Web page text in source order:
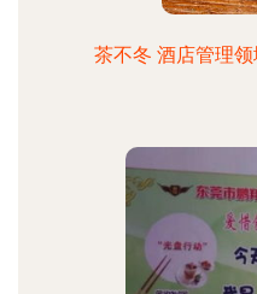
茶不冬 酒店管理